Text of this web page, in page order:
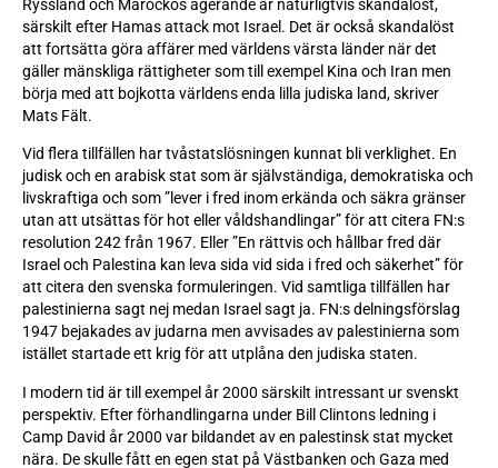
Ryssland och Marockos agerande är naturligtvis skandalöst,
särskilt efter Hamas attack mot Israel. Det är också skandalöst
att fortsätta göra affärer med världens värsta länder när det
gäller mänskliga rättigheter som till exempel Kina och Iran men
börja med att bojkotta världens enda lilla judiska land, skriver
Mats Fält.
Vid flera tillfällen har tvåstatslösningen kunnat bli verklighet. En
judisk och en arabisk stat som är självständiga, demokratiska och
livskraftiga och som ”lever i fred inom erkända och säkra gränser
utan att utsättas för hot eller våldshandlingar” för att citera FN:s
resolution 242 från 1967. Eller ”En rättvis och hållbar fred där
Israel och Palestina kan leva sida vid sida i fred och säkerhet” för
att citera den svenska formuleringen. Vid samtliga tillfällen har
palestinierna sagt nej medan Israel sagt ja. FN:s delningsförslag
1947 bejakades av judarna men avvisades av palestinierna som
istället startade ett krig för att utplåna den judiska staten.
I modern tid är till exempel år 2000 särskilt intressant ur svenskt
perspektiv. Efter förhandlingarna under Bill Clintons ledning i
Camp David år 2000 var bildandet av en palestinsk stat mycket
nära. De skulle fått en egen stat på Västbanken och Gaza med